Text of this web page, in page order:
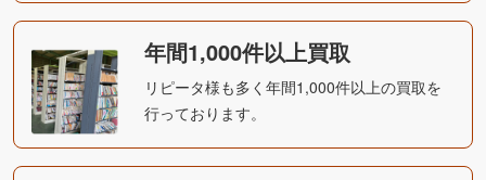
年間1,000件以上買取
リピータ様も多く年間1,000件以上の買取を
行っております。